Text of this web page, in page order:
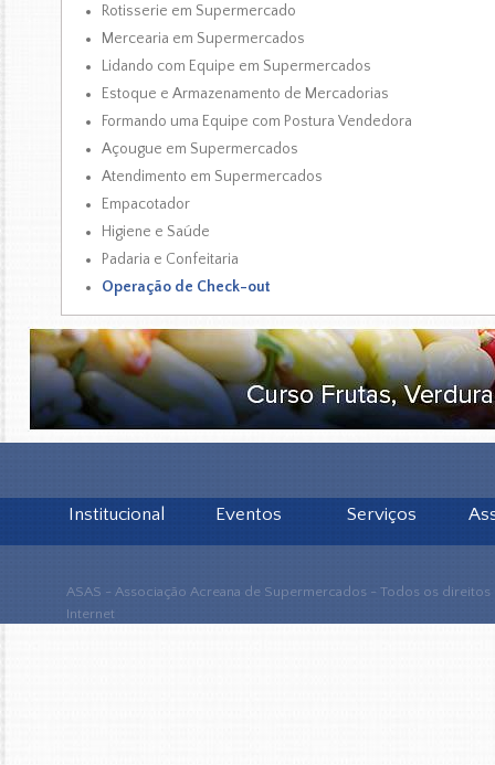
Rotisserie em Supermercado
Mercearia em Supermercados
Lidando com Equipe em Supermercados
Estoque e Armazenamento de Mercadorias
Formando uma Equipe com Postura Vendedora
Açougue em Supermercados
Atendimento em Supermercados
Empacotador
Higiene e Saúde
Padaria e Confeitaria
Operação de Check-out
Institucional Eventos Serviços
ASAS - Associação Acreana de Supermercados - Todos os
Internet